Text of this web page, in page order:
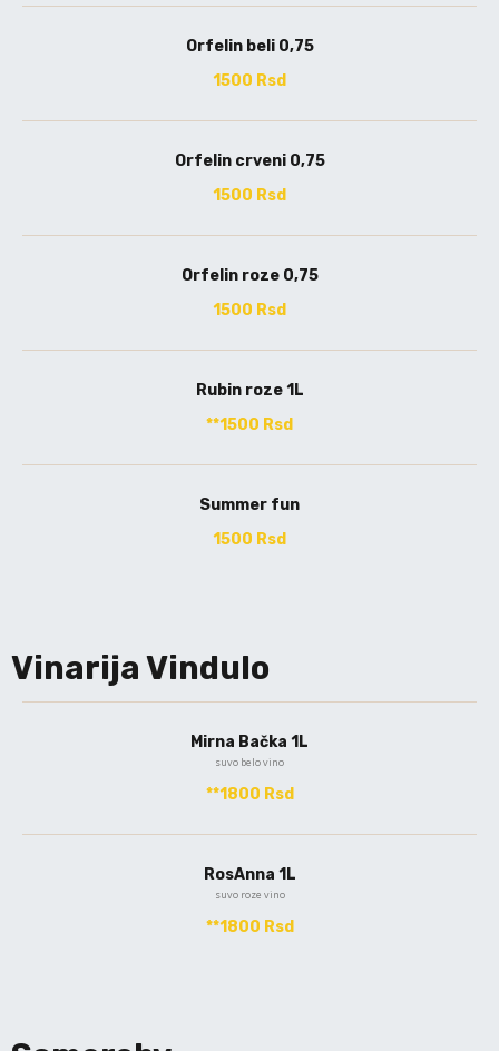
Orfelin beli 0,75
1500 Rsd
Orfelin crveni 0,75
1500 Rsd
Orfelin roze 0,75
1500 Rsd
Rubin roze 1L
**1500 Rsd
Summer fun
1500 Rsd
Vinarija Vindulo
Mirna Bačka 1L
suvo belo vino
**1800 Rsd
RosAnna 1L
suvo roze vino
**1800 Rsd